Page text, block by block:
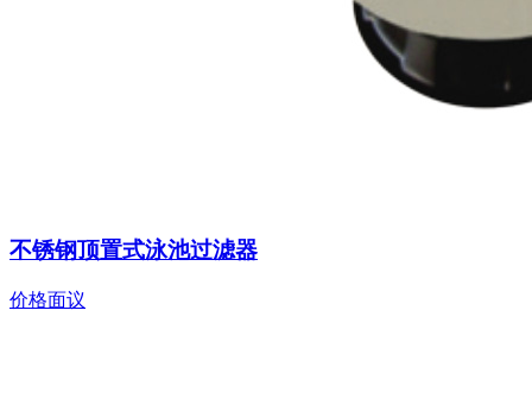
不锈钢顶置式泳池过滤器
价格面议